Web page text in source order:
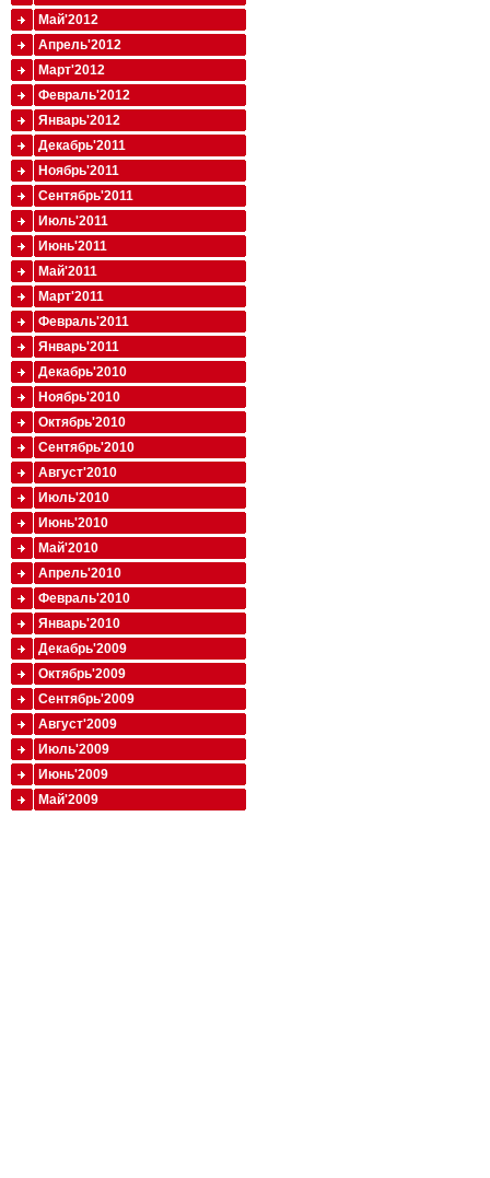
Май'2012
Апрель'2012
Март'2012
Февраль'2012
Январь'2012
Декабрь'2011
Ноябрь'2011
Сентябрь'2011
Июль'2011
Июнь'2011
Май'2011
Март'2011
Февраль'2011
Январь'2011
Декабрь'2010
Ноябрь'2010
Октябрь'2010
Сентябрь'2010
Август'2010
Июль'2010
Июнь'2010
Май'2010
Апрель'2010
Февраль'2010
Январь'2010
Декабрь'2009
Октябрь'2009
Сентябрь'2009
Август'2009
Июль'2009
Июнь'2009
Май'2009